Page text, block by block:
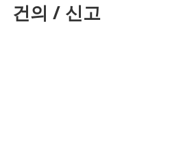
건의 / 신고